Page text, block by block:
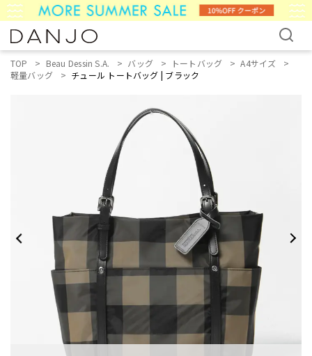
TOP Beau Dessin S.A. バッグ トートバッグ
A4サイズ
軽量バッグ
チュール トートバッグ | ブラック